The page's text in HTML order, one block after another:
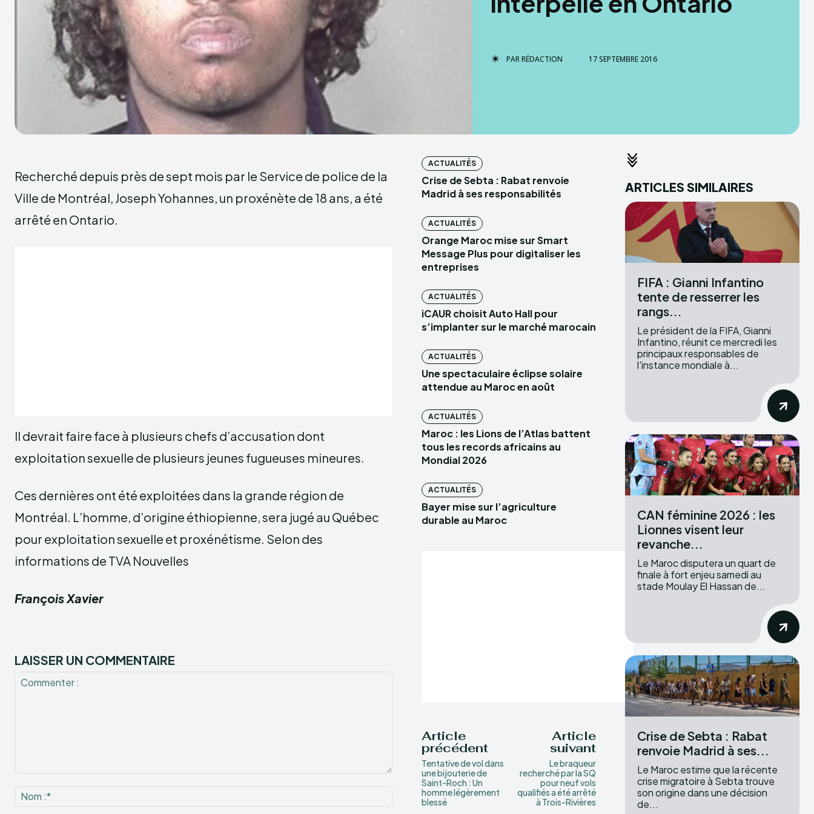
PARRÉDACTION 17 SEPTEMBRE 2016
Recherché depuis près de sept mois par le Service de police de la
Ville de Montréal, Joseph Yohannes, un proxénète de 18 ans, a été
arrêté en Ontario.
Il devrait faire face à plusieurs chefs d’accusation dont
exploitation sexuelle de plusieurs jeunes fugueuses mineures.
Ces dernières ont été exploitées dans la grande région de
Montréal. L’homme, d’origine éthiopienne, sera jugé au Québec
pour exploitation sexuelle et proxénétisme. Selon des
informations de TVA Nouvelles
François Xavier
LAISSER UN COMMENTAIRE
:*
ACTUALITÉS
Crise de Sebta : Rabat renvoie
Madrid à ses responsabilités
ACTUALITÉS
Orange Maroc mise sur Smart
Message Plus pour digitaliser les
entreprises
ACTUALITÉS
iCAUR choisit Auto Hall pour
s’implanter sur le marché marocain
ACTUALITÉS
Une spectaculaire éclipse solaire
attendue au Maroc en août
ACTUALITÉS
Maroc : les Lions de l’Atlas battent
tous les records africains au
Mondial 2026
ACTUALITÉS
Bayer mise sur l’agriculture
durable au Maroc
Article
précédent
Tentative de vol dans
une bijouterie de
Saint-Roch : Un
homme légèrement
blessé
Article
suivant
Le braqueur
recherché par la SQ
pour neuf vols
qualifiés a été arrêté
à Trois-Rivières
ARTICLES SIMILAIRES
FIFA : Gianni Infantino
tente de resserrer les
rangs...
Le président de la FIFA, Gianni
Infantino, réunit ce mercredi les
principaux responsables de
l'instance mondiale à...
CAN féminine 2026 : les
Lionnes visent leur
revanche...
Le Maroc disputera un quart de
finale à fort enjeu samedi au
stade Moulay El Hassan de...
Crise de Sebta : Rabat
renvoie Madrid à ses...
Le Maroc estime que la récente
crise migratoire à Sebta trouve
son origine dans une décision
de...